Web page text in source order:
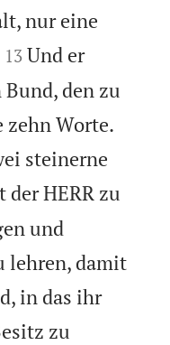
nur eine


13 Und er
den zu
zehn Worte.
steinerne
HERR zu
und
lehren, damit
in das ihr
zu